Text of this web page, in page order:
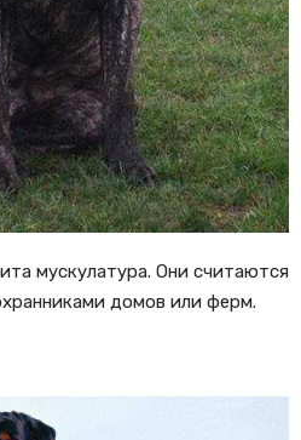
мускулатура. Они считаются
домов или ферм.